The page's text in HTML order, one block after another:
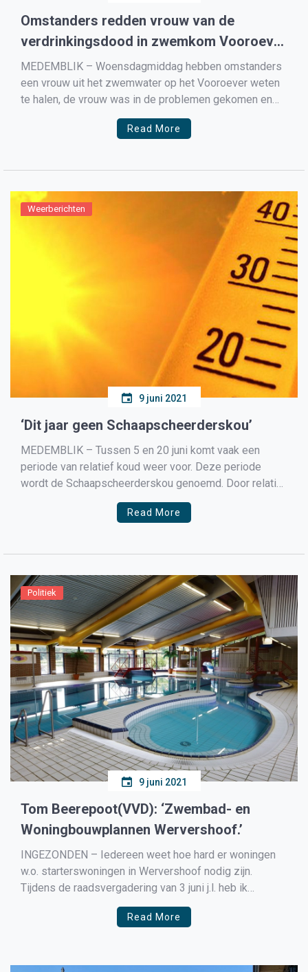
Omstanders redden vrouw van de
verdrinkingsdood in zwemkom Vooroever
Medemblik
MEDEMBLIK – Woensdagmiddag hebben omstanders
een vrouw uit het zwemwater op het Vooroever weten
te halen, de vrouw was in de problemen gekomen en
kon niet op eigen kracht uit het water komen. Door snel
handelen van omstanders kon de vrouw op het droge
Read More
Weerberichten
9 juni 2021
‘Dit jaar geen Schaapscheerderskou’
MEDEMBLIK – Tussen 5 en 20 juni komt vaak een
periode van relatief koud weer voor. Deze periode
wordt de Schaapscheerderskou genoemd. Door relatief
lage temperaturen en veel bewolking is het de tijd van
het jaar om de schapen te scheren. Dit jaar is van
Read More
Politiek
9 juni 2021
Tom Beerepoot(VVD): ‘Zwembad- en
Woningbouwplannen Wervershoof.’
INGEZONDEN – Iedereen weet hoe hard er woningen
w.o. starterswoningen in Wervershoof nodig zijn.
Tijdens de raadsvergadering van 3 juni j.l. heb ik
namens de VVD een motie ingediend waarin wij het
college verzochten om een themaraad over de
Read More